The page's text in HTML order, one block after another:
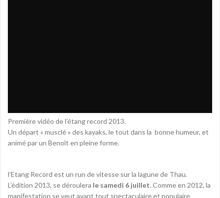
Première vidéo de l’étang record 2013.
Un départ « musclé » des kayaks, le tout dans la bonne humeur, et
animé par un Benoît en pleine forme.
l’Etang Record est un run de vitesse sur la lagune de Thau.
L’édition 2013, se déroulera le samedi 6 juillet. Comme en 2012, la
manifestation se veut avant tout spectaculaire et populaire.